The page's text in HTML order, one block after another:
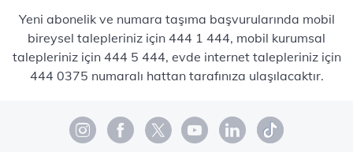
Yeni abonelik ve numara taşıma başvurularında mobil
bireysel talepleriniz için 444 1 444, mobil kurumsal
talepleriniz için 444 5 444, evde internet talepleriniz için
444 0375 numaralı hattan tarafınıza ulaşılacaktır.